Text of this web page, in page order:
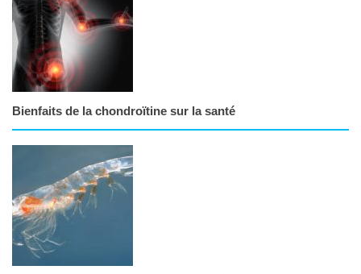
Bienfaits de la chondroïtine sur la santé